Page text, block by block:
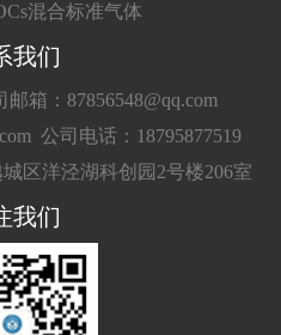
混合标准气体
我们
邮箱：87856548@qq.com
公司电话：18795877519
区洋泾湖科创园2号楼206室
我们